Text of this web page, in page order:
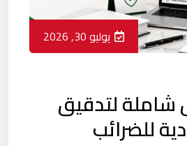
يوليو 30, 2026
لتدقيق
للضرائب